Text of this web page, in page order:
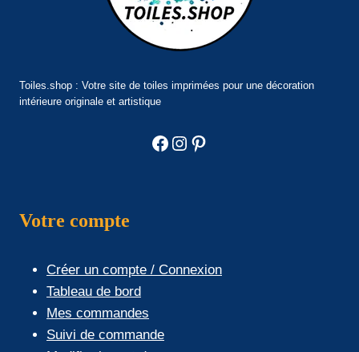
Toiles.shop : Votre site de toiles imprimées pour une décoration
intérieure originale et artistique
Facebook
Instagram
Pinterest
Votre compte
Créer un compte / Connexion
Tableau de bord
Mes commandes
Suivi de commande